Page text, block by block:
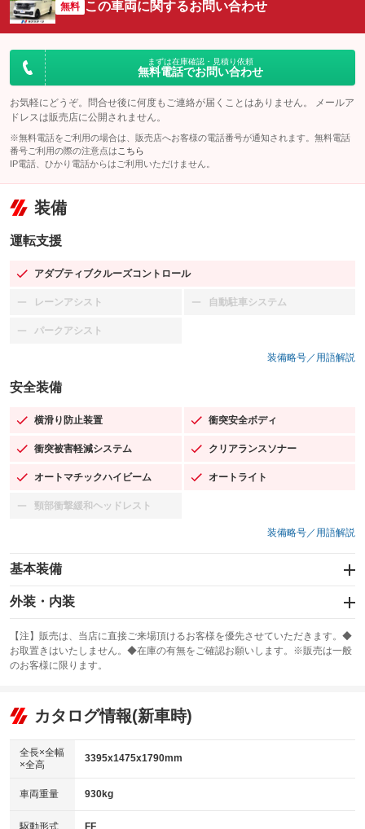
無料 この車両に関するお問い合わせ
まずは在庫確認・見積り依頼
無料電話でお問い合わせ
お気軽にどうぞ。問合せ後に何度もご連絡が届くことはありません。 メールア
ドレスは販売店に公開されません。
※無料電話をご利用の場合は、販売店へお客様の電話番号が通知されます。無料電話
番号ご利用の際の注意点は こちら
IP電話、ひかり電話からはご利用いただけません。
装備
運転支援
アダプティブクルーズコントロール
：装備あり
レーンアシスト
：装備なし 自動駐車システム
：装備なし
パークアシスト
：装備なし
装備略号／用語解説
安全装備
横滑り防止装置
：装備あり 衝突安全ボディ
：装備あり
衝突被害軽減システム
：装備あり クリアランスソナー
：装備あり
オートマチックハイビーム
：装備あり オートライト
：装備あり
頸部衝撃緩和ヘッドレスト
：装備なし
装備略号／用語解説
基本装備
エアバッグ：運転席/助手席/サイド
：装備あり
：装備あり
サンルーフ
：装備なし ABS
リフトアップ
：装備なし
：装備なし
パワーウィンドウ
アイドリングストップ
：装備なし
USB入力端子
外装・内装
カーナビ：SDナビ
：装備あり
TV
：装備なし
ビジュアル
：装備なし
アルミホイール：15インチ
：装備あり
【注】販売は、当店に直接ご来場頂けるお客様を優先させていただきます。◆
お取置きはいたしません。◆在庫の有無をご確認お願いします。※販売は一般
のお客様に限ります。
カタログ情報(新車時)
全長×全幅
×全高
3395x1475x1790mm
車両重量 930kg
駆動形式 FF